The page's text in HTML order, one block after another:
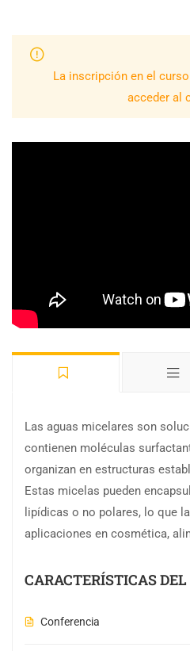
La inscripción en el
acceder al
Las aguas micelares son
contienen moléculas
organizan en estructuras
Estas micelas pueden
lipídicas o no polares, lo que
aplicaciones en cosmética,
CARACTERÍSTICAS DEL
Conferencia